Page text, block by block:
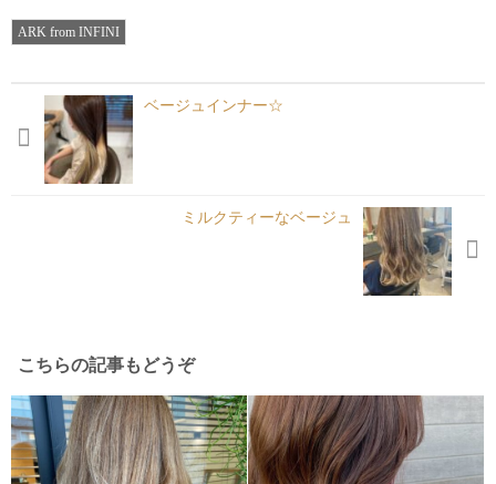
ARK from INFINI
ベージュインナー☆
ミルクティーなベージュ️
こちらの記事もどうぞ